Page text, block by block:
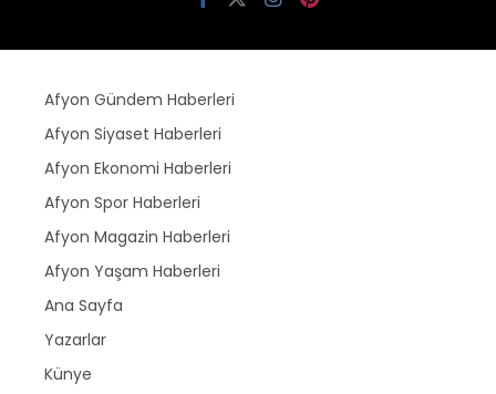
Afyon Gündem Haberleri
Afyon Siyaset Haberleri
Afyon Ekonomi Haberleri
Afyon Spor Haberleri
Afyon Magazin Haberleri
Afyon Yaşam Haberleri
Ana Sayfa
Yazarlar
Künye